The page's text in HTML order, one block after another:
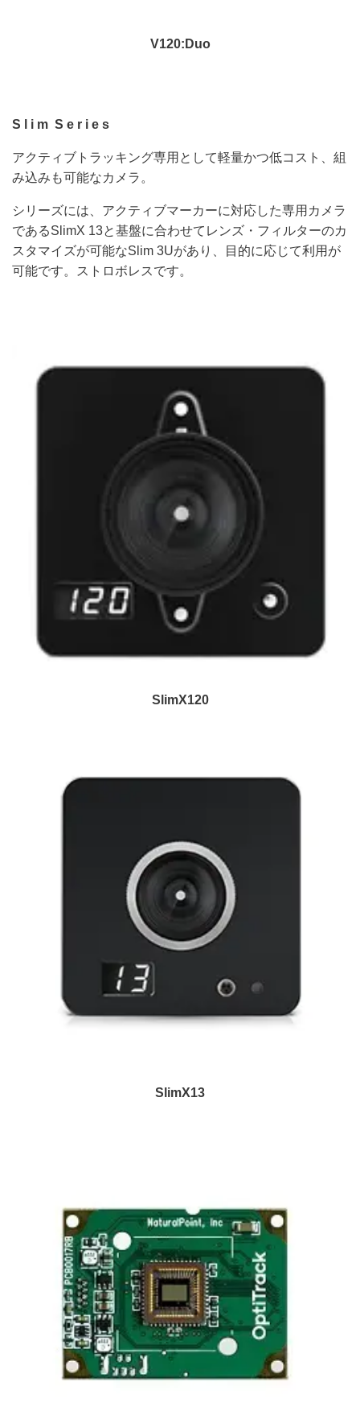
V120:Duo
S l i m S e r i e s
アクティブトラッキング専用として軽量かつ低コスト、組
み込みも可能なカメラ。
シリーズには、アクティブマーカーに対応した専用カメラ
であるSlimX 13と基盤に合わせてレンズ・フィルターのカ
スタマイズが可能なSlim 3Uがあり、目的に応じて利用が
可能です。ストロボレスです。
SlimX120
SlimX13